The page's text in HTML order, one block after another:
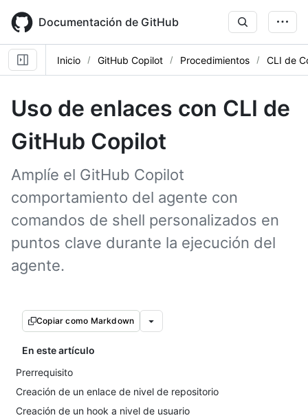
main
content
Documentación de GitHub
Inicio GitHub Copilot Procedimientos CLI de
Uso de enlaces con CLI de
GitHub Copilot
Amplíe el GitHub Copilot
comportamiento del agente con
comandos de shell personalizados en
puntos clave durante la ejecución del
agente.
Copiar como Markdown
En este artículo
Prerrequisito
Creación de un enlace de nivel de repositorio
Creación de un hook a nivel de usuario